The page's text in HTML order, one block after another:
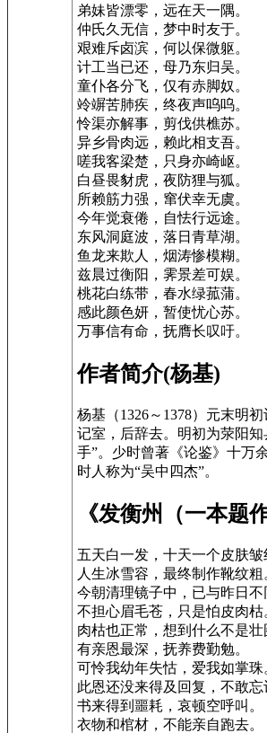
弟妹皆漂零，远在天一隅。
仲氏久无信，梦中时友于。
艰难斥卤滨，何以保微躯。
计工当已还，母乃东归吴。
童仆各分飞，仅有赤脚奴。
竛竮苦肺疾，终夜声呜呜。
怜渠亦解事，剪伐供樵苏。
异乡骨肉远，赖此相支吾。
嗟我客梁楚，只身亦崎岖。
白昼畏豺虎，夜防狸与狐。
所赖筋力强，窜伏幸无虞。
今年觉衰倦，自怯行远途。
东风洞庭波，落日青草湖。
鱼龙来欺人，烟涛惨模糊。
兹晨过衡阳，霁景差可娱。
桃花白练带，春水绿菰蒲。
感此颜色妍，暂使忧心苏。
万事信有命，抚膺长叹吁。
作者简介(杨基)
杨基（1326～1378）元末明
记室，后辞去。明初为荥阳
手”。少时曾著《论鉴》十万
时人称为“吴中四杰”。
《发衡州（一本题
五天白一发，十天一个皮肤皱
人生冰雪容，最终制作靴纹粗
今朝清理镜子中，已与昨日不
不担心眉毛苍，只是怕皮肉枯
肉枯也正常，想到什么不是壮
有亲恩最深，抚养费勤勉。
可怜我幼年失怙，爱我如掌珠
此恩还没来得及回复，不敢忘
书来得到噩耗，哀顿空呼叫。
衣物和棺材，不能亲自跑去。